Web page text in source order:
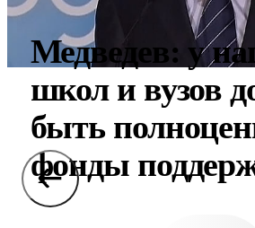
Медведев: у
школ и вузов
быть
фонды